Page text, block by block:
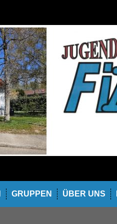
GRUPPEN ÜBER UNS